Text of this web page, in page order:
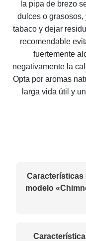
la pipa de brezo
dulces o grasosos,
tabaco y dejar
recomendable
fuertemente
negativamente la
Opta por aromas
larga vida útil y
Características
modelo